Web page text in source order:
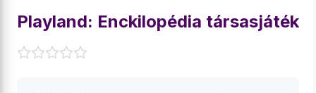
Playland: Enckilopédia társasjáték